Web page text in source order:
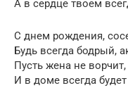
А в сердце твоем
С днем рождения,
Будь всегда бодрый,
Пусть жена не ворчит,
И в доме всегда